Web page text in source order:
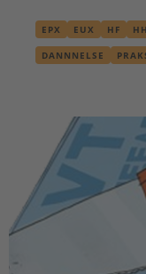
EPX EUX HF
DANNNELSE